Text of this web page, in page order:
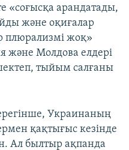
«соғысқа арандатады,
және оқиғалар
плюрализмі жоқ»
және Молдова елдері
тыйым салғаны
Украинаның
қақтығыс кезінде
Ал былтыр ақпанда